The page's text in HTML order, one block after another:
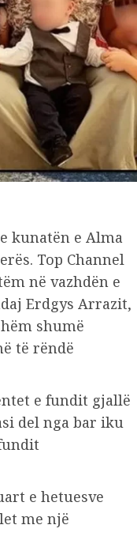
kunatën e Alma
Top Channel
në vazhdën e
Erdgys Arrazit,
shumë
të rëndë
e fundit gjallë
del nga bar iku
e hetuesve
me një